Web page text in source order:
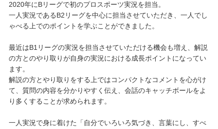
2020年にBリーグで初のプロスポーツ実況を担当。
一人実況であるB2リーグを中心に担当させていただき、一人でし
ゃべる上でのポイントを学ぶことができました。
最近はB1リーグの実況を担当させていただける機会も増え、解説
の方とのやり取りが自身の実況における成長ポイントになってい
ます。
解説の方とやり取りをする上ではコンパクトなコメントを心がけ
て、質問の内容を分かりやすく伝え、会話のキャッチボールをよ
り多くすることが求められます。
一人実況で身に着けた「自分でいろいろ気づき、言葉にし、すべ